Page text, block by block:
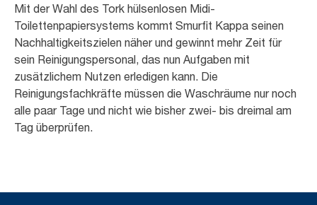
Mit der Wahl des Tork hülsenlosen Midi-
Toilettenpapiersystems kommt Smurfit Kappa seinen
Nachhaltigkeitszielen näher und gewinnt mehr Zeit für
sein Reinigungspersonal, das nun Aufgaben mit
zusätzlichem Nutzen erledigen kann. Die
Reinigungsfachkräfte müssen die Waschräume nur noch
alle paar Tage und nicht wie bisher zwei- bis dreimal am
Tag überprüfen.